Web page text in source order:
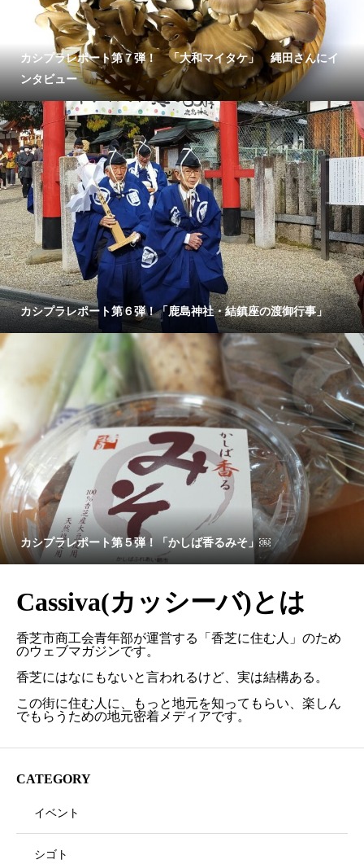
カシプラレポート第７弾！ 「大和マイタケ」 縄田さんにイ
ンタビュー
カシプラレポート第６弾！「鹿島神社・結鎮座の渡御行事」
カシプラレポート第５弾！「かしば香るみそ」￼
Cassiva(カッシーバ)とは
香芝市商工会青年部が運営する「香芝に住む人」のため
のウェブマガジンです。
香芝にはなにもないと言われるけど、実は結構ある。
この街に住む人に、もっと地元を知ってもらい、楽しん
でもらうための地元密着メディアです。
CATEGORY
イベント
シゴト